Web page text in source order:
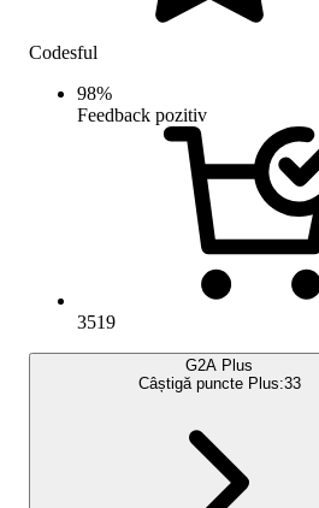
Codesful
98%
Feedback pozitiv
3519
G2A Plus
Câștigă puncte Plus:33